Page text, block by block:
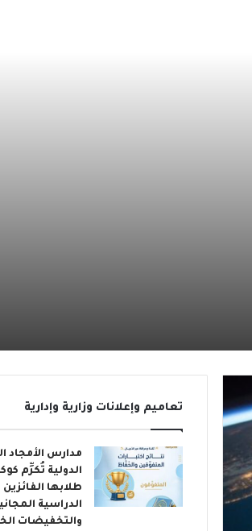
تعاميم وإعلانات وزارية وإدارية
مدارس الأمجاد
الدولية تُكرِّم
طلابها
الدراسية
والتخفيضات